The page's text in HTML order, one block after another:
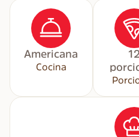
Cocina
Americana
12